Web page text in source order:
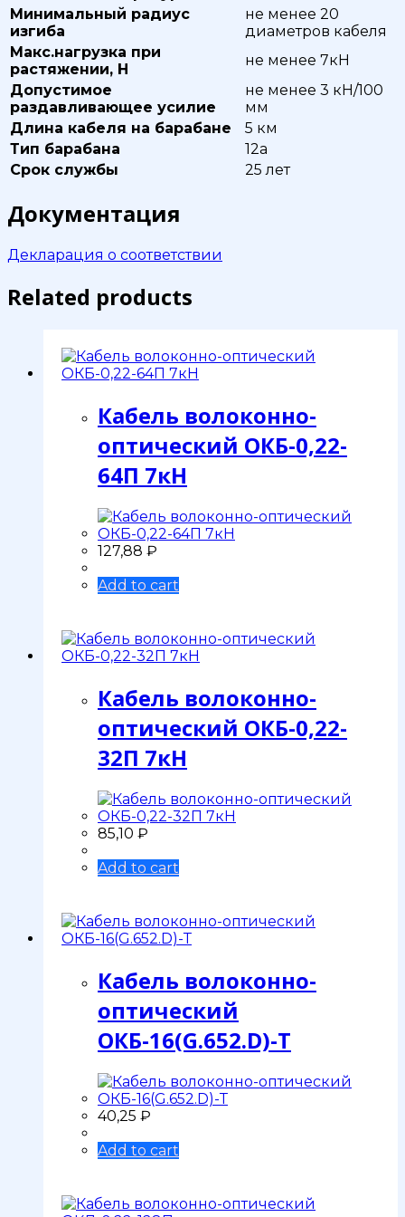
Минимальный радиус
изгиба
не менее 20
диаметров кабеля
Макс.нагрузка при
растяжении, Н
не менее 7кН
Допустимое
раздавливающее усилие
не менее 3 кН/100
мм
Длина кабеля на барабане
5 км
Тип барабана
12а
Срок службы
25 лет
Документация
Декларация о соответствии
Related products
Кабель волоконно-
оптический ОКБ-0,22-
64П 7кН
127,88 ₽
Add to cart
Кабель волоконно-
оптический ОКБ-0,22-
32П 7кН
85,10 ₽
Add to cart
Кабель волоконно-
оптический
ОКБ-16(G.652.D)-Т
40,25 ₽
Add to cart